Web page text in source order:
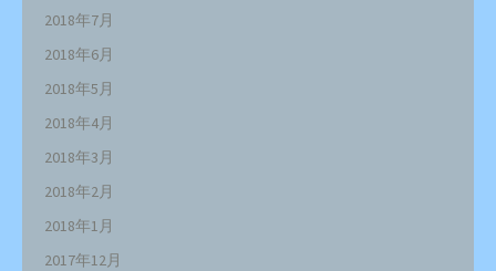
2018年7月
2018年6月
2018年5月
2018年4月
2018年3月
2018年2月
2018年1月
2017年12月